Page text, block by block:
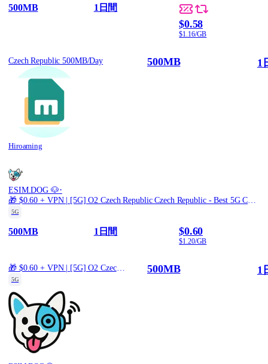
500MB 1日間
$0.58
$1.16/GB
Czech Republic 500MB/Day
Hiroaming
500MB 1
ESIM.DOG 🐶·
5G
500MB 1日間 $0.60
$1.20/GB
🎁 $0.60 + VPN | [5G] O2 Czech Republic Czech Republic - Best 5G Coverage (500MB/1Days) - Black route
5G
500MB 1